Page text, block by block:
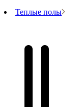
Теплые полы